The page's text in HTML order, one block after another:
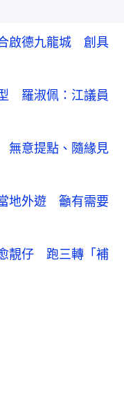
啟德九龍城 創具
羅淑佩：江議員
無意提點、隨緣見
地外遊 籲有需要
靚仔 跑三轉「補